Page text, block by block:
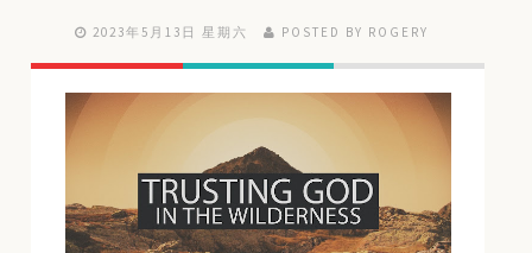
2023年5月13日 星期六 POSTED BY ROGERY